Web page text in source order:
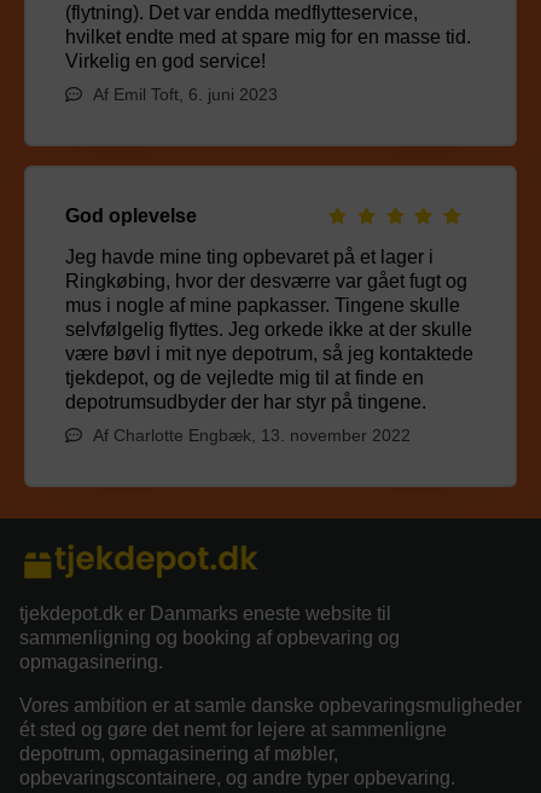
(flytning). Det var endda medflytteservice,
hvilket endte med at spare mig for en masse tid.
Virkelig en god service!
Af Emil Toft, 6. juni 2023
God oplevelse
Jeg havde mine ting opbevaret på et lager i
Ringkøbing, hvor der desværre var gået fugt og
mus i nogle af mine papkasser. Tingene skulle
selvfølgelig flyttes. Jeg orkede ikke at der skulle
være bøvl i mit nye depotrum, så jeg kontaktede
tjekdepot, og de vejledte mig til at finde en
depotrumsudbyder der har styr på tingene.
Af Charlotte Engbæk, 13. november 2022
tjekdepot.dk er Danmarks eneste website til
sammenligning og booking af opbevaring og
opmagasinering.
Vores ambition er at samle danske opbevaringsmuligheder
ét sted og gøre det nemt for lejere at sammenligne
depotrum, opmagasinering af møbler,
opbevaringscontainere, og andre typer opbevaring.